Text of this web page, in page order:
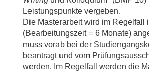
Leistungspunkte vergeben.
Die Masterarbeit wird im Regelfall
(Bearbeitungszeit = 6 Monate)
muss vorab bei der
beantragt und vom
werden. Im Regelfall werden die